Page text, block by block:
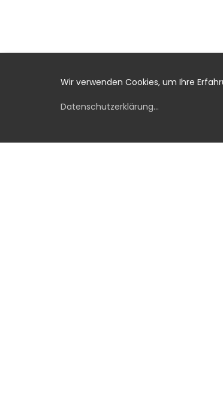
Wir verwenden Cookies, um Ihre
Datenschutzerklärung...